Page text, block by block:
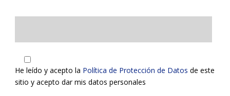
He leído y acepto la Política de Protección de Datos de este
sitio y acepto dar mis datos personales